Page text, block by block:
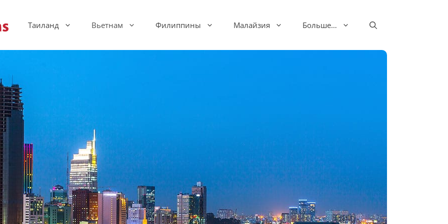
Таиланд Вьетнам Филиппины Малайзия Больше…